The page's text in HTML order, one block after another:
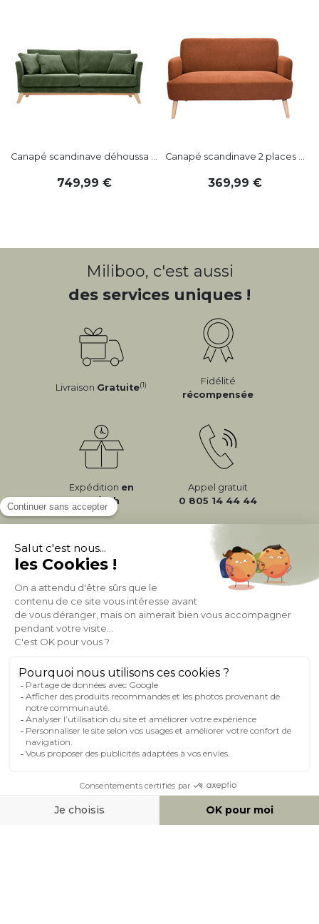
Canapé scandinave déhoussa ...
749,99
Canapé scandinave 2 places ...
369,99
Miliboo, c'est aussi
des services uniques !
Livraison Gratuite(1)
Fidélité
récompensée
Expédition en
24/72h
Appel gratuit
0 805 14 44 44
À PROPOS DE MILIBOO
AIDE & CONTACT